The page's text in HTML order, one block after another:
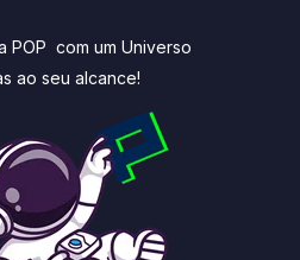
POP com um Universo
ao seu alcance!